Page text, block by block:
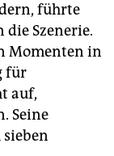
führte
Szenerie.
Momenten in
für
auf,
Seine